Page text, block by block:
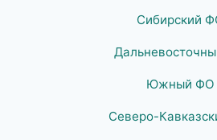
Сибирский
Южный ФО
Северо-